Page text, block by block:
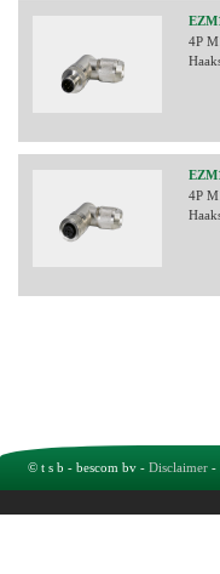
4P
4P
© t s b - bescom bv - Disclaimer -